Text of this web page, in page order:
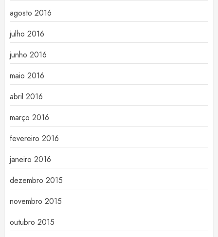
agosto 2016
julho 2016
junho 2016
maio 2016
abril 2016
março 2016
fevereiro 2016
janeiro 2016
dezembro 2015
novembro 2015
outubro 2015